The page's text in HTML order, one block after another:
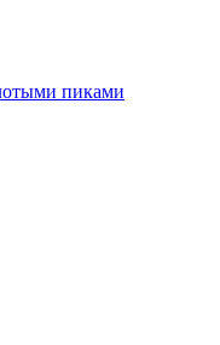
пиками